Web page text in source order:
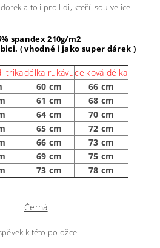
a to i pro lidi, kteří jsou velice
spandex 210g/m2
( vhodné i jako super dárek )
trikadélka rukávucelková délka
60 cm
66 cm
61 cm
68 cm
64 cm
70 cm
65 cm
72 cm
66 cm
73 cm
69 cm
75 cm
73 cm 78 cm
Černá
k této položce.